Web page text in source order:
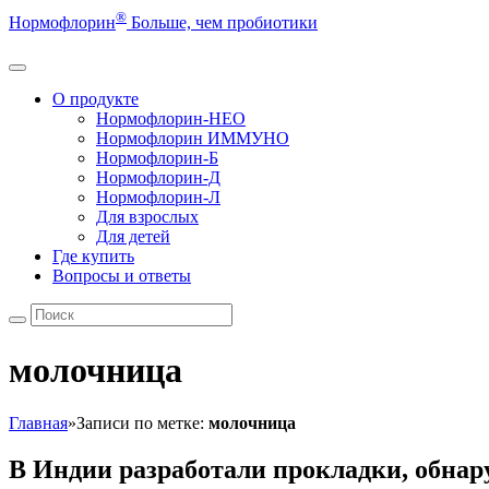
Нормофлорин® Больше, чем пробиотики
О продукте
Нормофлорин-НЕО
Нормофлорин ИММУНО
Нормофлорин-Б
Нормофлорин-Д
Нормофлорин-Л
Для взрослых
Для детей
Где купить
Вопросы и ответы
молочница
Главная»Записи по метке: молочница
В Индии разработали прокладки,